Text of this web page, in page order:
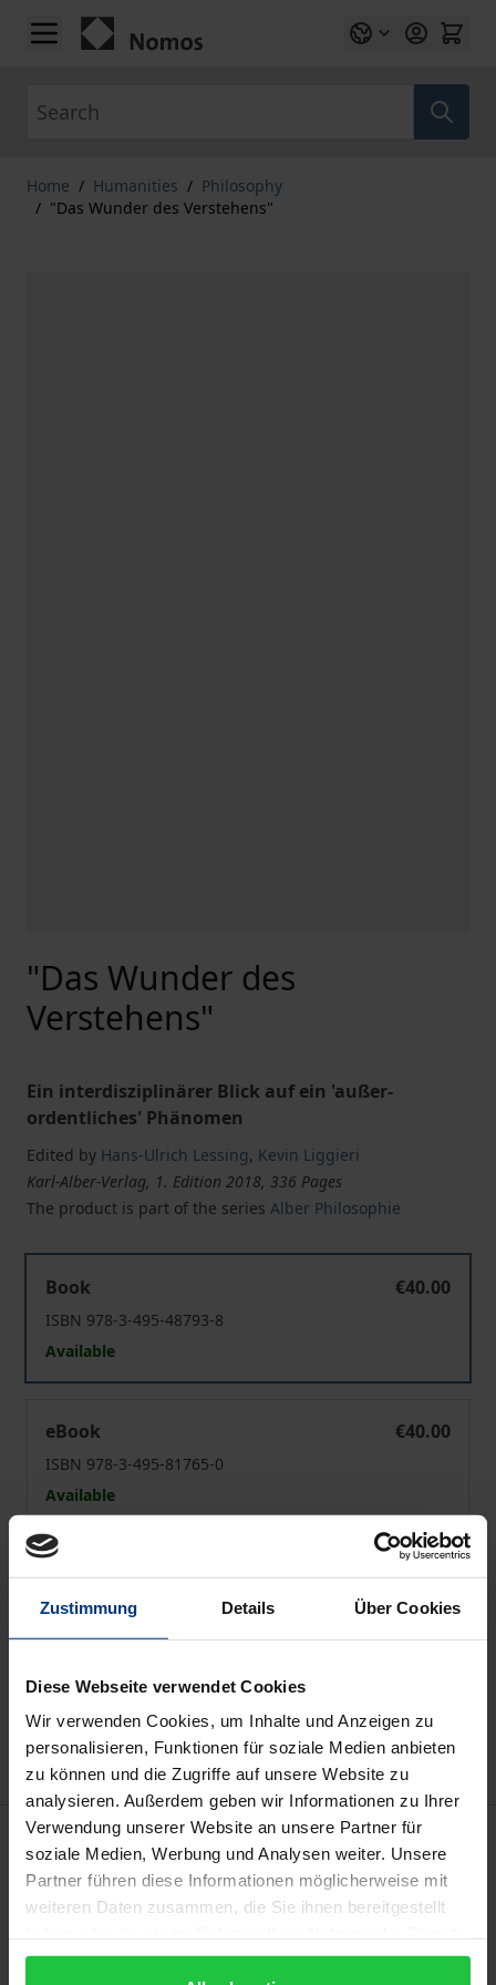
Zustimmung Details Über Cookies
Diese Webseite verwendet Cookies
Wir verwenden Cookies, um Inhalte und Anzeigen zu
personalisieren, Funktionen für soziale Medien anbieten
zu können und die Zugriffe auf unsere Website zu
analysieren. Außerdem geben wir Informationen zu Ihrer
Verwendung unserer Website an unsere Partner für
soziale Medien, Werbung und Analysen weiter. Unsere
Partner führen diese Informationen möglicherweise mit
weiteren Daten zusammen, die Sie ihnen bereitgestellt
gesammelt haben.
Skip to Content
Home / Humanities / Philosophy
/ "Das Wunder des Verstehens"
"Das Wunder des
Verstehens"
Ein interdisziplinärer Blick auf ein 'außer-
ordentliches' Phänomen
Edited by Hans-Ulrich Lessing, Kevin Liggieri
Karl-Alber-Verlag, 1. Edition 2018, 336 Pages
The product is part of the series Alber Philosophie
Book
€40.00
ISBN 978-3-495-48793-8
Available
eBook
€40.00
ISBN 978-3-495-81765-0
Available
Add to Wish List
Delivery cost notice
Description
Verstehen ist nicht nur ein Grundbegriff
sondern besitzt auch in der Philosophie und den